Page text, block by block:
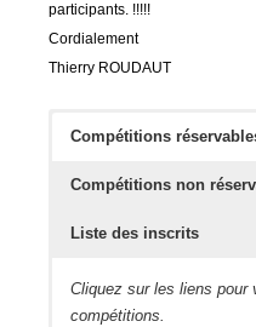
participants. !!!!!
Cordialement
Thierry ROUDAUT
Compétitions
Compétitions non
Liste des inscrits
Cliquez sur les liens pour
compétitions.